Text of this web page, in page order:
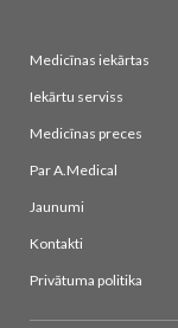
Medicīnas iekārtas
Iekārtu serviss
Medicīnas preces
Par A.Medical
Jaunumi
Kontakti
Privātuma politika